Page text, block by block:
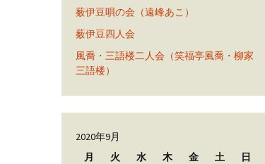
薮伊豆唄の会（遠峰あこ）
薮伊豆四人会
風喬・三語楼二人会（笑福亭風喬・柳家
三語楼）
2020年9月
月
火 水 木 金 土 日